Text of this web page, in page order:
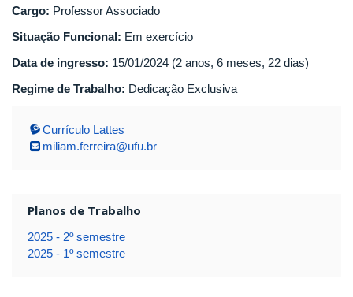
Cargo: Professor Associado
Situação Funcional: Em exercício
Data de ingresso: 15/01/2024 (2 anos, 6 meses, 22 dias)
Regime de Trabalho: Dedicação Exclusiva
Currículo Lattes
miliam.ferreira@ufu.br
Planos de Trabalho
2025 - 2º semestre
2025 - 1º semestre